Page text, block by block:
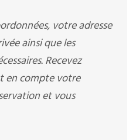
votre adresse
ainsi que les
Recevez
en compte votre
et vous